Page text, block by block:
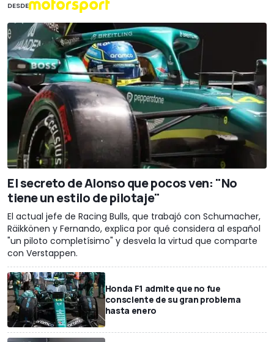
DESDE
El secreto de Alonso que pocos ven: "No
tiene un estilo de pilotaje"
El actual jefe de Racing Bulls, que trabajó con Schumacher,
Räikkönen y Fernando, explica por qué considera al español
"un piloto completísimo" y desvela la virtud que comparte
con Verstappen.
Honda F1 admite que no fue
consciente de su gran problema
hasta enero